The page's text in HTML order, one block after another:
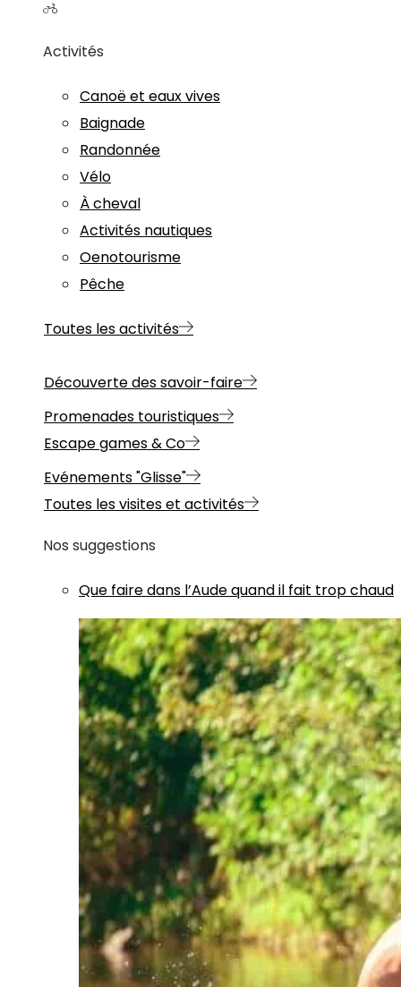
Activités
Canoë et eaux vives
Baignade
Randonnée
Vélo
À cheval
Activités nautiques
Oenotourisme
Pêche
Toutes les activités
Découverte des savoir-faire
Promenades touristiques
Escape games & Co
Evénements "Glisse"
Toutes les visites et activités
Nos suggestions
Que faire dans l’Aude quand il fait trop chaud